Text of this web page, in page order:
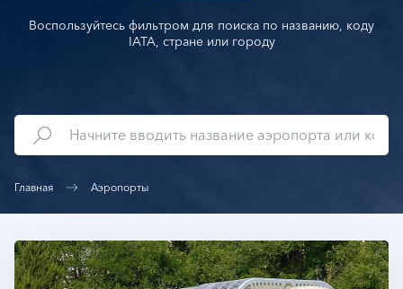
Воспользуйтесь фильтром для поиска по названию, коду
IATA, стране или городу
Главная Аэропорты